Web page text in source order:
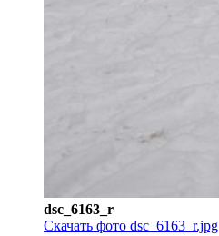
dsc_6163_r
Скачать фото dsc_6163_r.jpg